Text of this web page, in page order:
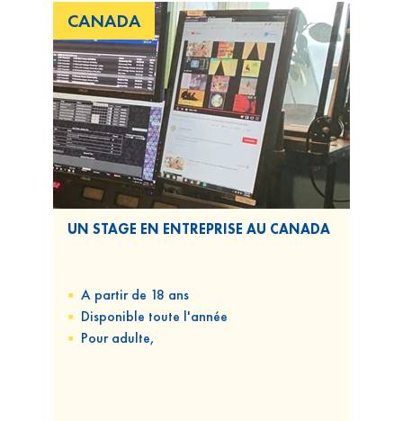
CANADA
UN STAGE EN ENTREPRISE AU CANADA
A partir de 18 ans
Disponible toute l'année
Pour adulte,